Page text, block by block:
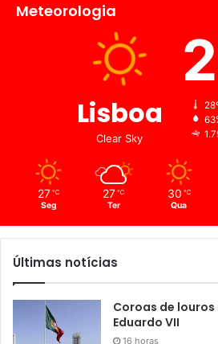
Meteorologia
Lisboa
Clear Sky
27 ℃
Seg
27 ℃
Ter
30 ℃
Qua
Últimas notícias
Coroas de
Eduardo VII
16 horas